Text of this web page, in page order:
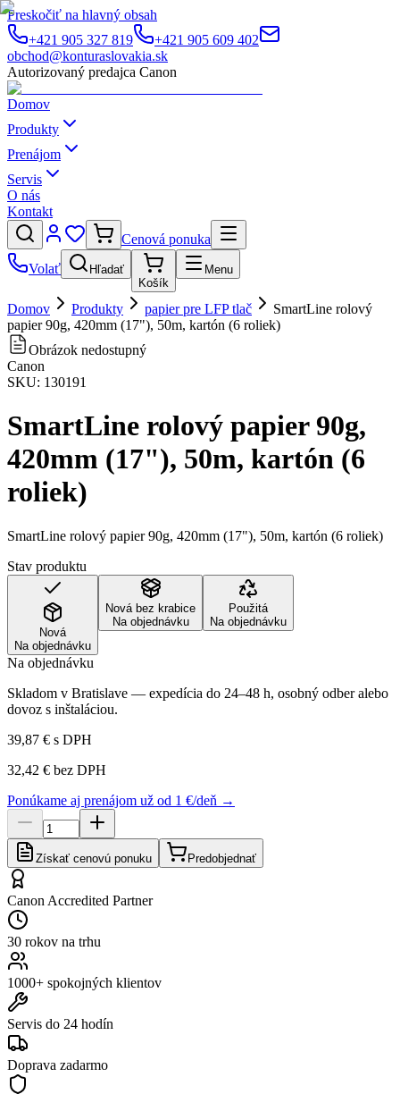
Preskočiť na hlavný obsah
+421 905 327 819
+421 905 609 402
obchod@konturaslovakia.sk
Autorizovaný predajca Canon
Domov
Produkty
Prenájom
Servis
O nás
Kontakt
Cenová ponuka
Volať
Hľadať
Košík
Menu
Domov Produkty papier pre LFP tlač
SmartLine rolový
papier 90g, 420mm (17"), 50m, kartón (6 roliek)
Obrázok nedostupný
Canon
SKU: 130191
SmartLine rolový papier 90g,
420mm (17"), 50m, kartón (6
roliek)
SmartLine rolový papier 90g, 420mm (17"), 50m, kartón (6 roliek)
Stav produktu
Nová
Na objednávku
Nová bez krabice
Na objednávku
Použitá
Na objednávku
Na objednávku
Skladom v Bratislave — expedícia do 24–48 h, osobný odber alebo
dovoz s inštaláciou.
39,87 € s DPH
32,42 € bez DPH
Ponúkame aj prenájom už od 1 €/deň →
Získať cenovú ponuku Predobjednať
Canon Accredited Partner
30 rokov na trhu
1000+ spokojných klientov
Servis do 24 hodín
Doprava zadarmo